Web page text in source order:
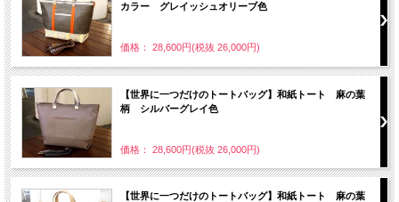
カラー グレイッシュオリーブ色
価格： 28,600円(税抜 26,000円)
【世界に一つだけのトートバッグ】和紙トート 麻の葉
柄 シルバーグレイ色
価格： 28,600円(税抜 26,000円)
【世界に一つだけのトートバッグ】和紙トート 麻の葉